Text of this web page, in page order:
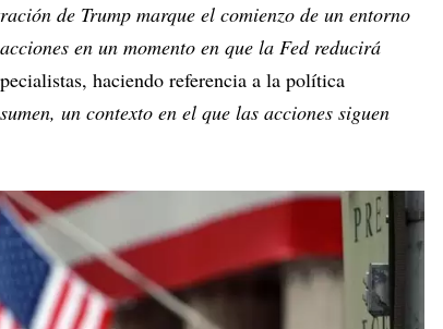
de Trump marque el comienzo de un entorno
en un momento en que la Fed reducirá
haciendo referencia a la política
un contexto en el que las acciones siguen